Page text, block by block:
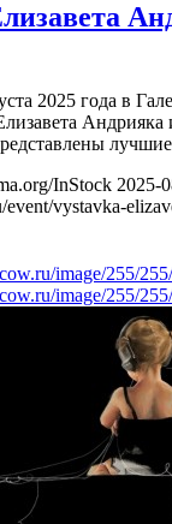
2025 года в
Андрияка
InStock 2025-
vystavka-
image/255/
image/255/